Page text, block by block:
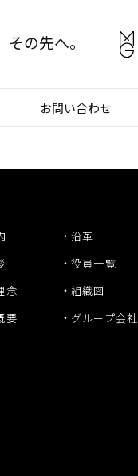
の先へ。
門
ンテナンス部門
お問い合わせ
念
要
沿革
役員一覧
組織図
グループ会社